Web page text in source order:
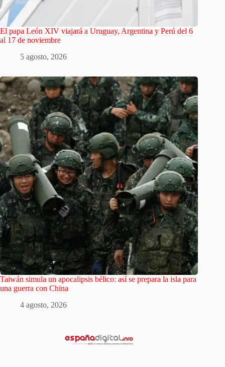
El papa León XIV viajará a Uruguay, Argentina y Perú del 6
al 17 de noviembre
5 agosto, 2026
Taiwán simula un apocalipsis bélico: así se prepara la isla para
una guerra con China
4 agosto, 2026